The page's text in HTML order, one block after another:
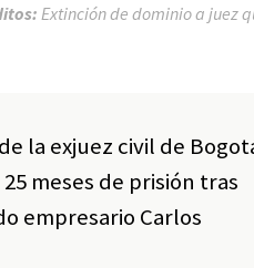
Extinción de dominio a juez
la exjuez civil de
meses de prisión tras
empresario Carlos